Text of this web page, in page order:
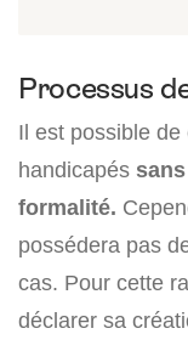
Processus
Il est possible
handicapés
formalité.
possédera pas
cas. Pour cette
déclarer sa